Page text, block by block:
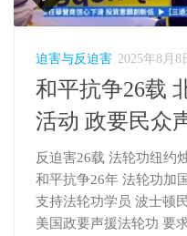
迫害与反迫害 2025年8月8
和平抗争26载
活动 政要民众
反迫害26载 法轮功纽约
和平抗争26年 法轮功加
支持法轮功学员 波士顿
美国政要声援法轮功 要